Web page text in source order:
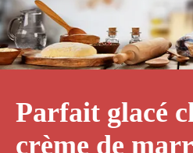
Parfait glacé
crème de